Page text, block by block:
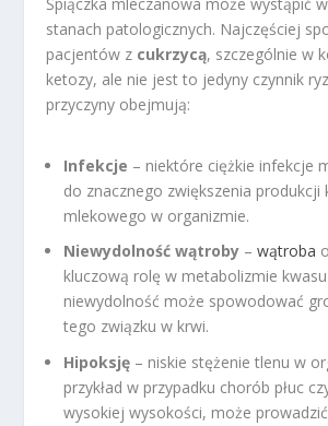
Śpiączka mleczanowa może wystąpić
stanach patologicznych. Najczęściej
pacjentów z cukrzycą, szczególnie w
ketozy, ale nie jest to jedyny czynnik
przyczyny obejmują:
Infekcje – niektóre ciężkie infekcje
do znacznego zwiększenia produkcji
mlekowego w organizmie.
Niewydolność wątroby –wątroba
kluczową rolę w metabolizmie
niewydolność może spowodować
tego związku w krwi.
Hipoksję – niskie stężenie tlenu w
przykład w przypadku chorób płuc
wysokiej wysokości, może